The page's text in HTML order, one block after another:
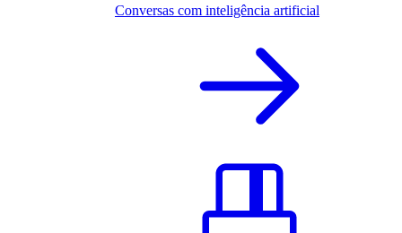
Conversas com inteligência artificial